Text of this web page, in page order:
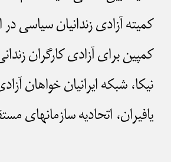
کمیته آزادی زندانیان سیاسی در
کمپین برای آزادی کارگران
نیکا، شبکه ایرانیان خواهان
یافیران، اتحادیه سازمانهای